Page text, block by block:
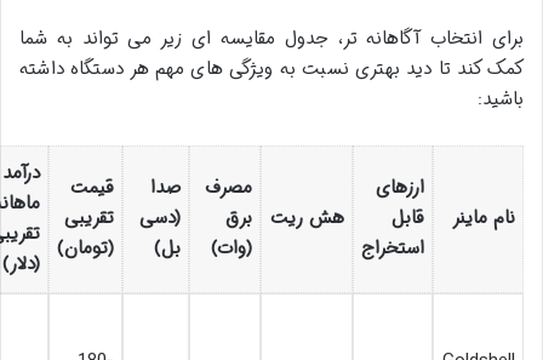
برای انتخاب آگاهانه تر، جدول مقایسه ای زیر می تواند به شما
کمک کند تا دید بهتری نسبت به ویژگی های مهم هر دستگاه داشته
باشید:
نام ماینر
ارزهای
قابل
استخراج
هش ریت
مصرف
برق
(وات)
صدا
(دسی
بل)
قیمت
تقریبی
(تومان)
درآمد
(دلار)